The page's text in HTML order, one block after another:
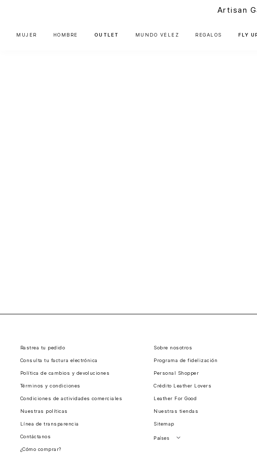
Artisan
MUJER HOMBRE OUTLET MUNDO VÉLEZ REGALOS FLY
Rastrea tu pedido
Consulta tu factura electrónica
Política de cambios y devoluciones
Términos y condiciones
Condiciones de actividades comerciales
Nuestras políticas
Línea de transparencia
Contáctanos
¿Cómo comprar?
Sobre nosotros
Programa de fidelización
Personal Shopper
Crédito Leather Lovers
Leather For Good
Nuestras tiendas
Sitemap
Países